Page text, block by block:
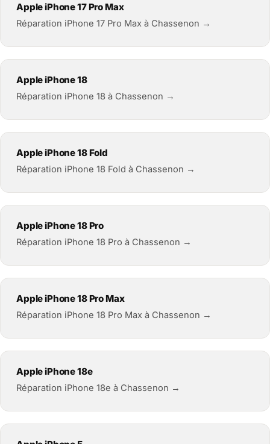
Apple iPhone 17 Pro Max
Réparation iPhone 17 Pro Max à Chassenon →
Apple iPhone 18
Réparation iPhone 18 à Chassenon →
Apple iPhone 18 Fold
Réparation iPhone 18 Fold à Chassenon →
Apple iPhone 18 Pro
Réparation iPhone 18 Pro à Chassenon →
Apple iPhone 18 Pro Max
Réparation iPhone 18 Pro Max à Chassenon →
Apple iPhone 18e
Réparation iPhone 18e à Chassenon →